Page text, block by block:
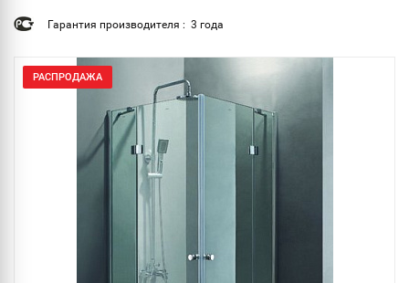
Гарантия производителя : 3 года
РАСПРОДАЖА